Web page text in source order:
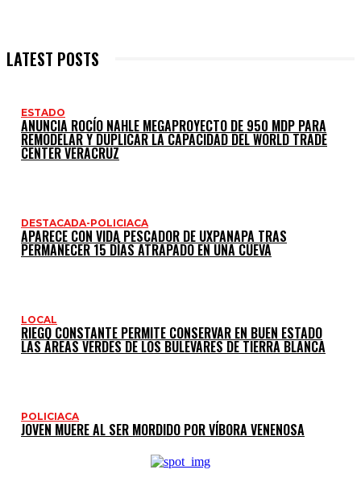
LATEST POSTS
ESTADO
ANUNCIA ROCÍO NAHLE MEGAPROYECTO DE 950 MDP PARA
REMODELAR Y DUPLICAR LA CAPACIDAD DEL WORLD TRADE
CENTER VERACRUZ
DESTACADA-POLICIACA
APARECE CON VIDA PESCADOR DE UXPANAPA TRAS
PERMANECER 15 DÍAS ATRAPADO EN UNA CUEVA
LOCAL
RIEGO CONSTANTE PERMITE CONSERVAR EN BUEN ESTADO
LAS ÁREAS VERDES DE LOS BULEVARES DE TIERRA BLANCA
POLICIACA
JOVEN MUERE AL SER MORDIDO POR VÍBORA VENENOSA